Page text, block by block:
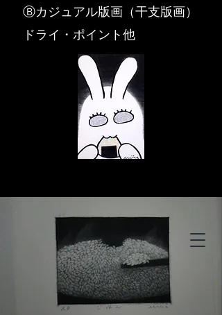
​Ⓑカジュアル版画（干支版画）
ドライ・ポイント他
© Copyright